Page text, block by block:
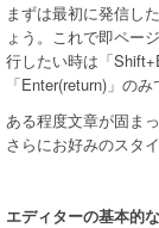
まずは最初に発信し
ょう。これで即ペー
行したい時は「
「Enter(return)」のみ
ある程度文章が固ま
さらにお好みのスタ
エディターの基本的